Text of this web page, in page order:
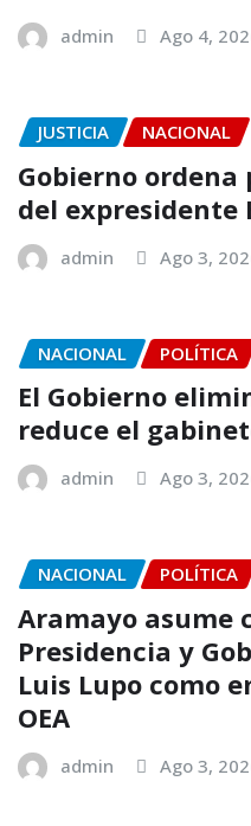
admin Ago 4,
JUSTICIA NACIONAL
Gobierno
del expresidente
admin Ago 3,
NACIONAL POLÍTICA
El Gobierno
reduce el
admin Ago 3,
NACIONAL POLÍTICA
Aramayo asume
Presidencia y
Luis Lupo como
OEA
admin Ago 3,